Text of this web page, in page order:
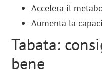
Accelera il
Aumenta la
Tabata:
bene